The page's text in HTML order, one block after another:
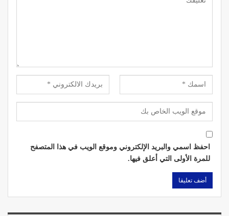
احفظ اسمي والبريد الإلكتروني وموقع الويب في هذا المتصفح
للمرة الأولى التي أعلق فيها.